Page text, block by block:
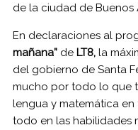
de la ciudad de Buenos
En declaraciones al
mañana” de LT8, la
del gobierno de Santa
mucho por todo lo que
lengua y matemática
todo en las habilidades